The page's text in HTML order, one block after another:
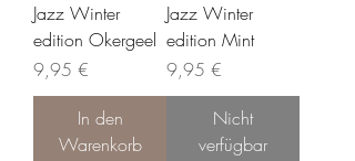
Jazz Winter
edition Okergeel
Preis
9,95 €
In den
Warenkorb
Jazz Winter
edition Mint
Preis
9,95 €
Nicht
verfügbar